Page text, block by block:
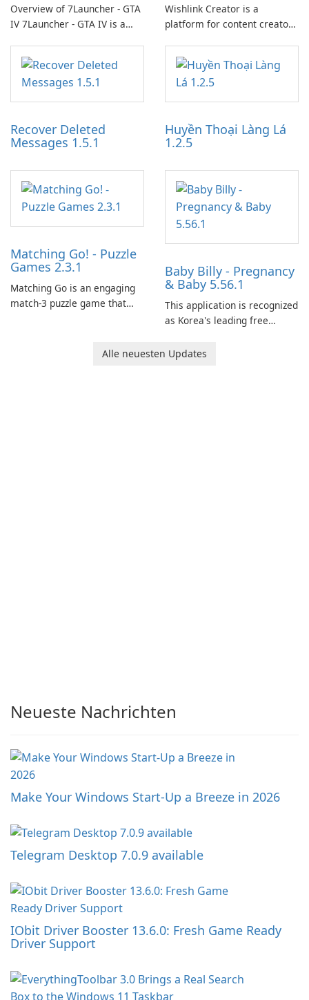
Overview of 7Launcher - GTA
IV 7Launcher - GTA IV is a
application designed to
optimize the gaming
experience for Grand Theft
Auto IV.
Wishlink Creator is a
platform for content creators
work through built-in brand
partnerships and integrated
tools for content distribution
and audience engagement.
Recover Deleted
Messages 1.5.1
Huyền Thoại Làng Lá
1.2.5
Matching Go! - Puzzle
Games 2.3.1
Matching Go is an engaging
match-3 puzzle game that
Ollie, on an adventurous
Baby Billy - Pregnancy
& Baby 5.56.1
This application is recognized
as Korea's leading free
baby tracking, offering
Alle neuesten Updates
Neueste Nachrichten
Make Your Windows Start-Up a Breeze in 2026
Telegram Desktop 7.0.9 available
IObit Driver Booster 13.6.0: Fresh Game Ready
Driver Support